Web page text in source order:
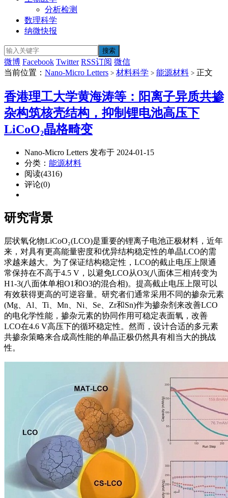
分析检测
数理科学
纳微快报
微博 Facebook Twitter RSS订阅 微信
当前位置： Nano-Micro Letters > 材料科学 > 能源材料 > 正文
香港理工大学黄海涛等：阳离子异质共掺
杂构筑核壳结构，抑制锂电池高压下
LiCoO₂晶格畸变
Nano-Micro Letters 发布于 2024-01-15
分类： 能源材料
阅读(4316)
评论(0)
研究背景
层状氧化物LiCoO₂(LCO)是重要的锂离子电池正极材料，近年
来，对具有更高能量密度和优异结构稳定性的单晶LCO的需
求越来越大。为了保证结构稳定性，LCO的截止电压上限通
常保持在不高于4.5 V，以避免LCO从O3(八面体三相)转变为
H1-3(八面体单相O1和O3的混合相)。提高截止电压上限可以
有效获得更高的可逆容量。研究者们通常采用不同的掺杂元素
(Mg、Al、Ti、Mn、Ni、Se、Zr和Sn)作为掺杂剂来改善LCO
的电化学性能，掺杂元素的协同作用可稳定表面氧，改善
LCO在4.6 V高压下的循环稳定性。然而，设计合适的多元素
共掺杂策略来合成高性能的单晶正极仍然具有相当大的挑战
性。